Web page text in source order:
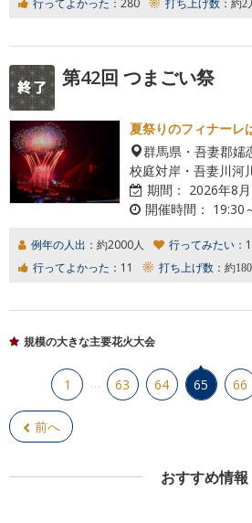
行ってよかった： 280 打ち上げ数： 約2
第42回 つまごい祭
夏祭りのフィナーレ
群馬県・吾妻郡嬬
校庭対岸・吾妻川河
期間： 2026年8
開催時間： 19:30
例年の人出： 約2000人 行ってみたい：
行ってよかった： 11 打ち上げ数： 約
規模の大きな主要花火大会
前へ
1 … 63 64 65 66
おすすめ情報